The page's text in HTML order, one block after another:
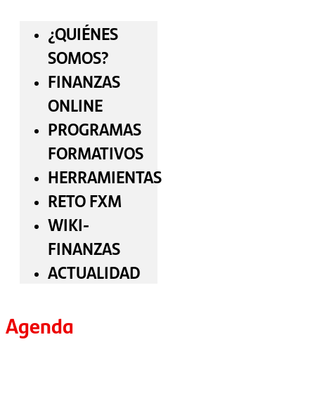
¿QUIÉNES
SOMOS?
FINANZAS
ONLINE
PROGRAMAS
FORMATIVOS
HERRAMIENTAS
RETO FXM
WIKI-
FINANZAS
ACTUALIDAD
Agenda